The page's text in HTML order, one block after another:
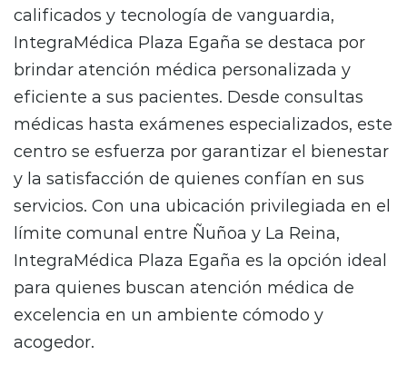
calificados y tecnología de vanguardia,
IntegraMédica Plaza Egaña se destaca por
brindar atención médica personalizada y
eficiente a sus pacientes. Desde consultas
médicas hasta exámenes especializados, este
centro se esfuerza por garantizar el bienestar
y la satisfacción de quienes confían en sus
servicios. Con una ubicación privilegiada en el
límite comunal entre Ñuñoa y La Reina,
IntegraMédica Plaza Egaña es la opción ideal
para quienes buscan atención médica de
excelencia en un ambiente cómodo y
acogedor.